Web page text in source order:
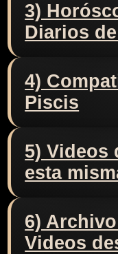
3)
Diarios
4)
Piscis
5) Videos
esta
6)
Videos